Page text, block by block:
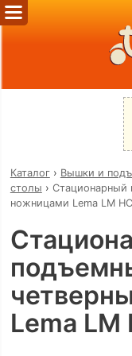
Каталог› Вышки и
столы › Стационарный
ножницами Lema LM
Lema